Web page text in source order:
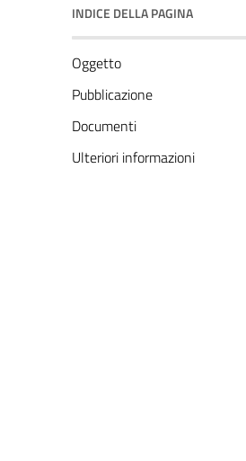
INDICE DELLA PAGINA
Oggetto
Pubblicazione
Documenti
Ulteriori informazioni